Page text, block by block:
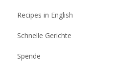
Recipes in English
Schnelle Gerichte
Spende